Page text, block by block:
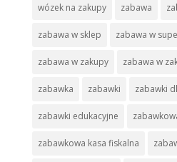
wózek na zakupy zabawa
zabawa w sklep zabawa w
zabawa w zakupy zabawa w
zabawka zabawki zabawki
zabawki edukacyjne
zabawkowa kasa fiskalna